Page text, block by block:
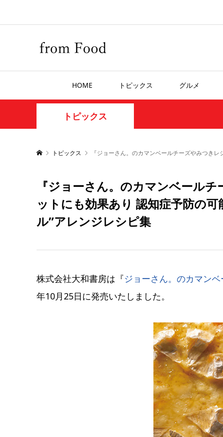
HOME トピックス グルメ
トピックス
トピックス 『ジョーさん。のカマンベールチーズやみつき
『ジョーさん。のカマンベール
ットにも効果あり 認知症予防の
ル”アレンジレシピ集
株式会社大和書房は『ジョーさん。のカマン
年10月25日に発売いたしました。